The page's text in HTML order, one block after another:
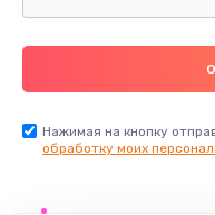
Нажимая на кнопку
обработку моих